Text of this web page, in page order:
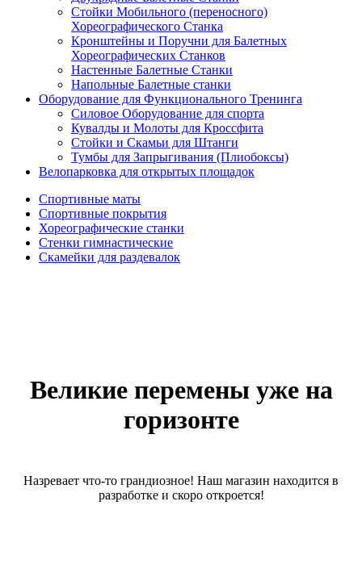
Стойки Мобильного (переносного)
Хореографического Станка
Кронштейны и Поручни для Балетных
Хореографических Станков
Настенные Балетные Станки
Напольные Балетные станки
Оборудование для Функционального Тренинга
Силовое Оборудование для спорта
Кувалды и Молоты для Кроссфита
Стойки и Скамьи для Штанги
Тумбы для Запрыгивания (Плиобоксы)
Велопарковка для открытых площадок
Спортивные маты
Спортивные покрытия
Хореографические станки
Стенки гимнастические
Скамейки для раздевалок
Великие перемены уже на
горизонте
Назревает что-то грандиозное! Наш магазин находится в
разработке и скоро откроется!